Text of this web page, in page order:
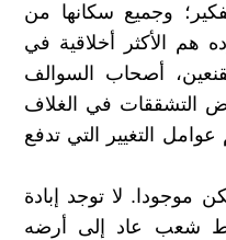
وجميع سكانها من
هم الأكثر أخلاقية في
أصحاب السوالف
التشققات في الغلاف
التغيير التي تدفع
موجودا. لا توجد إبادة
شعب عاد إلى أرضه